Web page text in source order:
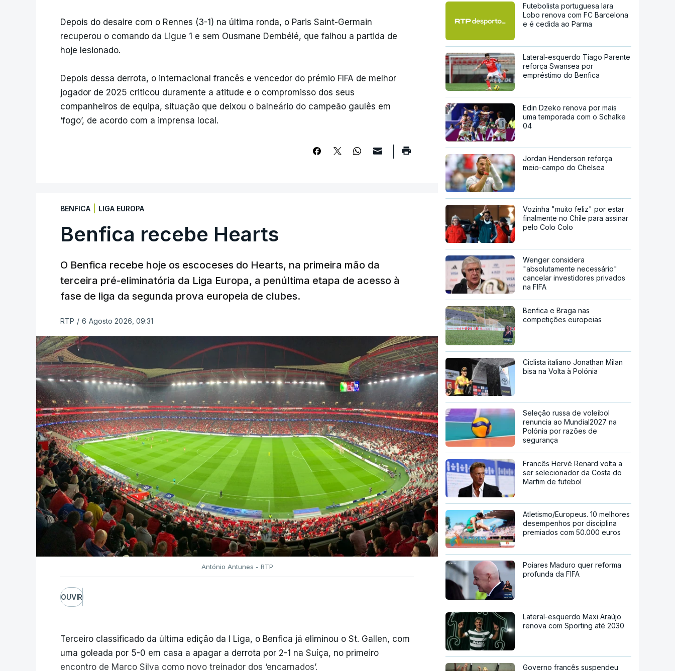
Depois do desaire com o Rennes (3-1) na última ronda, o Paris Saint-Germain
recuperou o comando da Ligue 1 e sem Ousmane Dembélé, que falhou a partida de
hoje lesionado.
Depois dessa derrota, o internacional francês e vencedor do prémio FIFA de melhor
jogador de 2025 criticou duramente a atitude e o compromisso dos seus
companheiros de equipa, situação que deixou o balneário do campeão gaulês em
‘fogo’, de acordo com a imprensa local.
BENFICA LIGA EUROPA
Benfica recebe Hearts
O Benfica recebe hoje os escoceses do Hearts, na primeira mão da
terceira pré-eliminatória da Liga Europa, a penúltima etapa de acesso à
fase de liga da segunda prova europeia de clubes.
RTP / 6 Agosto 2026, 09:31
António Antunes - RTP
OUVIR
Terceiro classificado da última edição da I Liga, o Benfica já eliminou o St. Gallen, com
uma goleada por 5-0 em casa a apagar a derrota por 2-1 na Suíça, no primeiro
encontro de Marco Silva como novo treinador dos ‘encarnados’.
Futebolista portuguesa Iara
Lobo renova com FC Barcelona
e é cedida ao Parma
Lateral-esquerdo Tiago Parente
reforça Swansea por
empréstimo do Benfica
Edin Dzeko renova por mais
uma temporada com o Schalke
04
Jordan Henderson reforça
meio-campo do Chelsea
Vozinha "muito feliz" por estar
finalmente no Chile para assinar
pelo Colo Colo
Wenger considera
"absolutamente necessário"
cancelar investidores privados
na FIFA
Benfica e Braga nas
competições europeias
Ciclista italiano Jonathan Milan
bisa na Volta à Polónia
Seleção russa de voleibol
renuncia ao Mundial2027 na
Polónia por razões de
segurança
Francês Hervé Renard volta a
ser selecionador da Costa do
Marfim de futebol
Atletismo/Europeus. 10 melhores
desempenhos por disciplina
premiados com 50.000 euros
Poiares Maduro quer reforma
profunda da FIFA
Lateral-esquerdo Maxi Araújo
renova com Sporting até 2030
Governo francês suspendeu